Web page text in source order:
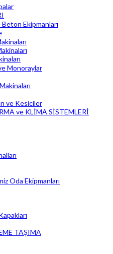
Ekipmanları
Monoraylar
ve Kesiciler
ve KLİMA SİSTEMLERİ
Oda Ekipmanları
TAŞIMA